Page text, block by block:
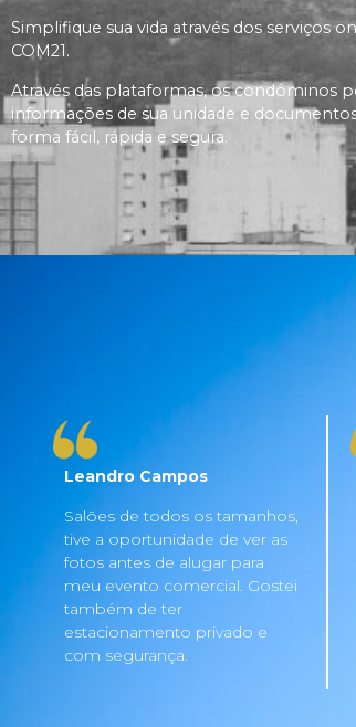
Simplifique sua vida através dos serviços
COM21.
Através das plataformas, os condôminos
informações de sua unidade e
forma fácil, rápida e segura.
Salões de todos os tamanhos,
tive a oportunidade de ver as
fotos antes de alugar para
meu evento comercial. Gostei
também de ter
estacionamento privado e
com segurança.
Leandro Campos